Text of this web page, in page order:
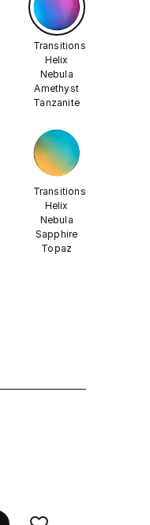
Transitions
Helix
Nebula
Amethyst
Tanzanite
Transitions
Helix
Nebula
Sapphire
Topaz